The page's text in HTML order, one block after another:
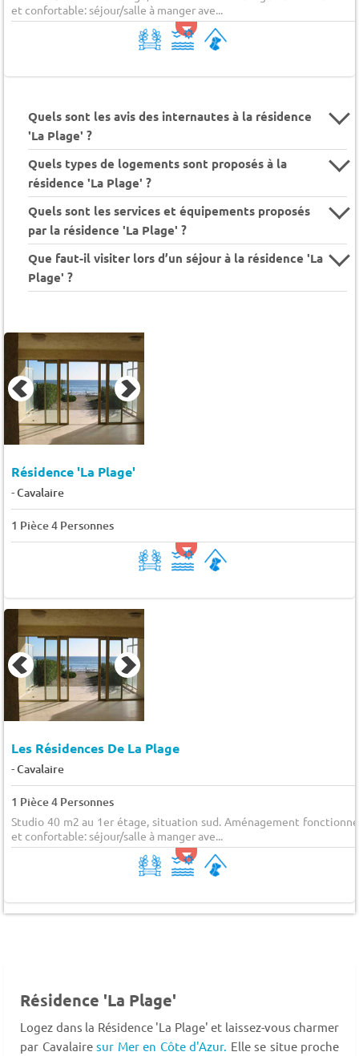
et confortable: séjour/salle à manger ave...
Quels sont les avis des internautes à la résidence
'La Plage' ?
Quels types de logements sont proposés à la
résidence 'La Plage' ?
Quels sont les services et équipements proposés
par la résidence 'La Plage' ?
Que faut-il visiter lors d’un séjour à la résidence 'La
Plage' ?
Résidence 'La Plage'
-Cavalaire
1 Pièce 4 Personnes
Les Résidences De La Plage
-Cavalaire
1 Pièce 4 Personnes
Studio 40 m2 au 1er étage, situation sud. Aménagement
et confortable: séjour/salle à manger ave...
Résidence 'La Plage'
Logez dans la Résidence 'La Plage' et laissez-vous charmer
par Cavalaire sur Mer en Côte d'Azur. Elle se situe proche